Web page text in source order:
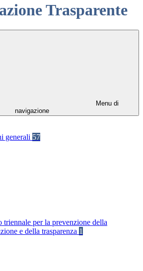
Trasparente
Menu di
navigazione
generali 57
triennale per la prevenzione della
e della trasparenza 1